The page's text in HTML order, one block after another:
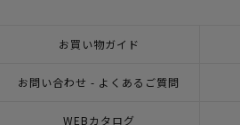
お買い物ガイド
お問い合わせ - よくあるご質問
WEBカタログ